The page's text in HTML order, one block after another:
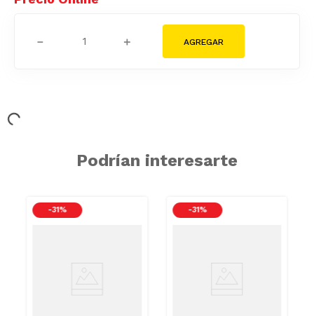
＋
－
Podrían interesarte
-31 % -31 %